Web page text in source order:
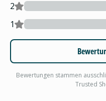
2
1
Bewertungen stammen
Trusted